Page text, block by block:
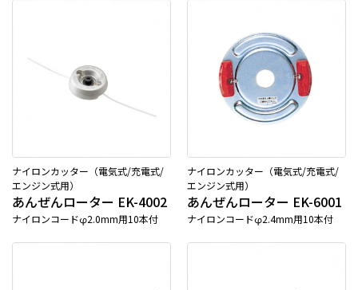
ナイロンカッター（電気式/充電式/
エンジン式用）
あんぜんローター EK-4002
ナイロンコードφ2.0mm用10本付
ナイロンカッター（電気式/充電式/
エンジン式用）
あんぜんローター EK-6001
ナイロンコードφ2.4mm用10本付